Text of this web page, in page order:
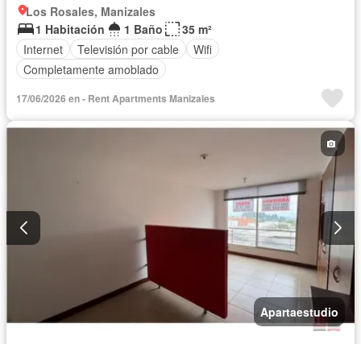
Los Rosales, Manizales
1 Habitación
1 Baño
35 m²
Internet
Televisión por cable
Wifi
Completamente amoblado
17/06/2026 en - Rent Apartments Manizales
Apartaestudio